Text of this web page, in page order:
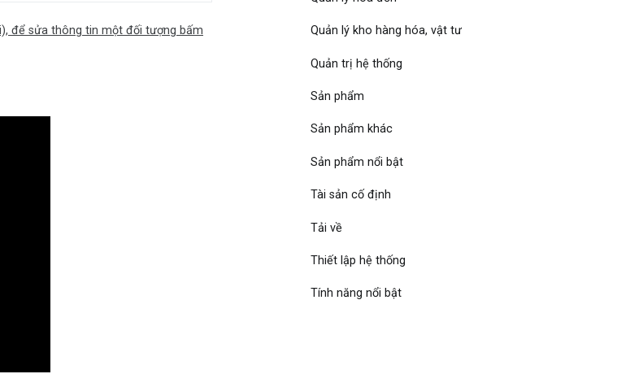
để sửa thông tin một đối tượng bấm
Quản lý kho hàng hóa, vật tư
Quản trị hệ thống
Sản phẩm
Sản phẩm khác
Sản phẩm nổi bật
Tài sản cố định
Tải về
Thiết lập hệ thống
Tính năng nổi bật